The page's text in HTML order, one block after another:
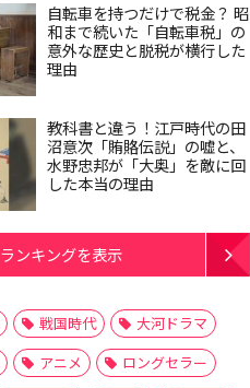
自転車を持つだけで税金？ 昭
和まで続いた「自転車税」の
意外な歴史と脱税が横行した
理由
教科書と違う！江戸時代の田
沼意次「賄賂伝説」の嘘と、
水野忠邦が「大奥」を敵に回
した本当の理由
ランキングを表示
戦国時代
大河ドラマ
アニメ
ロングセラー